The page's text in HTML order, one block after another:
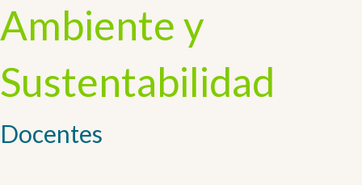
Ambiente y
Sustentabilidad
Docentes